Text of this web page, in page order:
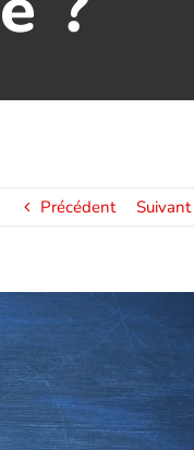
Précédent Suivant